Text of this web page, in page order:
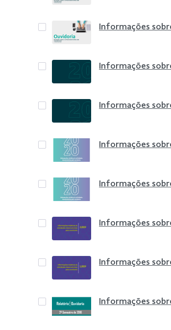
Informações
Informações
Informações
Informações
Informações
Informações
Informações
Informações